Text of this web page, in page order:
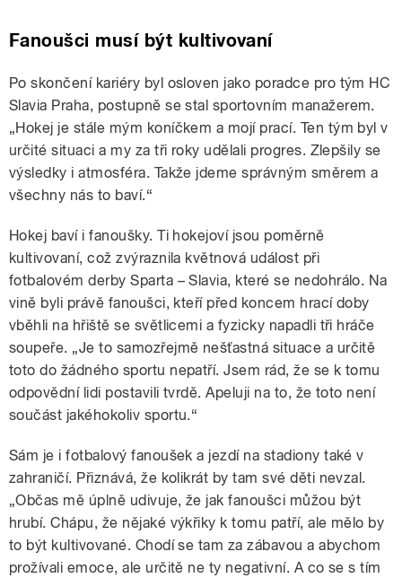
Fanoušci musí být kultivovaní
Po skončení kariéry byl osloven jako poradce pro tým HC
Slavia Praha, postupně se stal sportovním manažerem.
„Hokej je stále mým koníčkem a mojí prací. Ten tým byl v
určité situaci a my za tři roky udělali progres. Zlepšily se
výsledky i atmosféra. Takže jdeme správným směrem a
všechny nás to baví.“
Hokej baví i fanoušky. Ti hokejoví jsou poměrně
kultivovaní, což zvýraznila květnová událost při
fotbalovém derby Sparta – Slavia, které se nedohrálo. Na
vině byli právě fanoušci, kteří před koncem hrací doby
vběhli na hřiště se světlicemi a fyzicky napadli tři hráče
soupeře. „Je to samozřejmě nešťastná situace a určitě
toto do žádného sportu nepatří. Jsem rád, že se k tomu
odpovědní lidi postavili tvrdě. Apeluji na to, že toto není
součást jakéhokoliv sportu.“
Sám je i fotbalový fanoušek a jezdí na stadiony také v
zahraničí. Přiznává, že kolikrát by tam své děti nevzal.
„Občas mě úplně udivuje, že jak fanoušci můžou být
hrubí. Chápu, že nějaké výkřiky k tomu patří, ale mělo by
to být kultivované. Chodí se tam za zábavou a abychom
prožívali emoce, ale určitě ne ty negativní. A co se s tím